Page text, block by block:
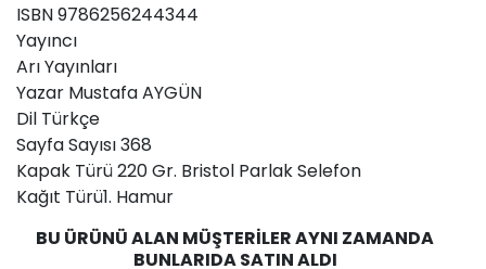
ISBN 9786256244344
Yayıncı
Arı Yayınları
Yazar Mustafa AYGÜN
Dil Türkçe
Sayfa Sayısı 368
Kapak Türü 220 Gr. Bristol Parlak Selefon
Kağıt Türü1. Hamur
BU ÜRÜNÜ ALAN MÜŞTERILER AYNI ZAMANDA
BUNLARIDA SATIN ALDI